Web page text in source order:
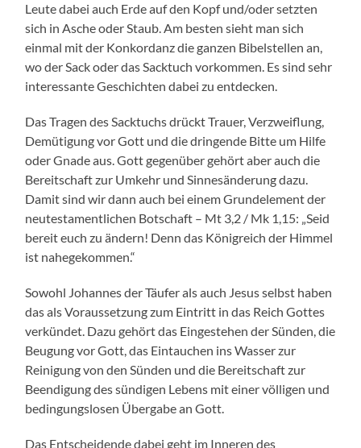
Leute dabei auch Erde auf den Kopf und/oder setzten
sich in Asche oder Staub. Am besten sieht man sich
einmal mit der Konkordanz die ganzen Bibelstellen an,
wo der Sack oder das Sacktuch vorkommen. Es sind sehr
interessante Geschichten dabei zu entdecken.
Das Tragen des Sacktuchs drückt Trauer, Verzweiflung,
Demütigung vor Gott und die dringende Bitte um Hilfe
oder Gnade aus. Gott gegenüber gehört aber auch die
Bereitschaft zur Umkehr und Sinnesänderung dazu.
Damit sind wir dann auch bei einem Grundelement der
neutestamentlichen Botschaft – Mt 3,2 / Mk 1,15: „Seid
bereit euch zu ändern! Denn das Königreich der Himmel
ist nahegekommen.“
Sowohl Johannes der Täufer als auch Jesus selbst haben
das als Voraussetzung zum Eintritt in das Reich Gottes
verkündet. Dazu gehört das Eingestehen der Sünden, die
Beugung vor Gott, das Eintauchen ins Wasser zur
Reinigung von den Sünden und die Bereitschaft zur
Beendigung des sündigen Lebens mit einer völligen und
bedingungslosen Übergabe an Gott.
Das Entscheidende dabei geht im Inneren des